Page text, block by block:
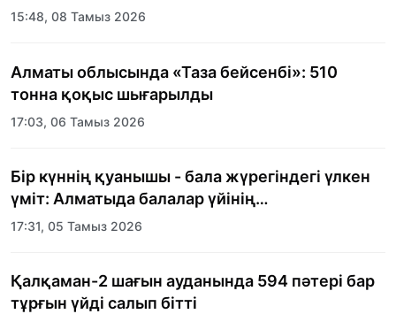
15:48, 08 Тамыз 2026
Алматы облысында «Таза бейсенбі»: 510
тонна қоқыс шығарылды
17:03, 06 Тамыз 2026
Бір күннің қуанышы - бала жүрегіндегі үлкен
үміт: Алматыда балалар үйінің
тәрбиеленушілеріне мерекелік күн
17:31, 05 Тамыз 2026
Қалқаман-2 шағын ауданында 594 пәтері бар
тұрғын үйді салып бітті